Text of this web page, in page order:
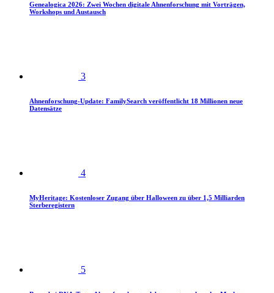
Genealogica 2026: Zwei Wochen digitale Ahnenforschung mit Vorträgen,
Workshops und Austausch
3
Ahnenforschung-Update: FamilySearch veröffentlicht 18 Millionen neue
Datensätze
4
MyHeritage: Kostenloser Zugang über Halloween zu über 1,5 Milliarden
Sterberegistern
5